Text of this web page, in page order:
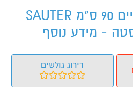
תנור משולב כיריים 90 ס"מ SAUTER
דירוג גולשים